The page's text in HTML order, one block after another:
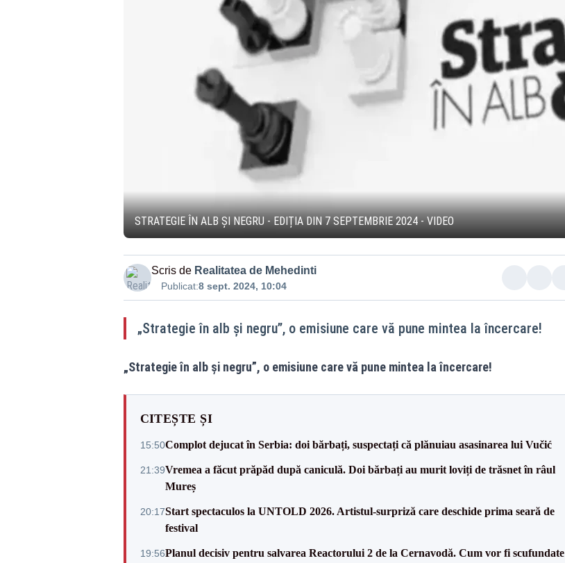
STRATEGIE ÎN ALB ȘI NEGRU - EDIȚIA DIN 7 SEPTEMBRIE 2024 - VIDEO
Scris de Realitatea de Mehedinti
Publicat:8 sept. 2024, 10:04
„Strategie în alb și negru”, o emisiune care vă pune mintea la încercare!
„Strategie în alb și negru”, o emisiune care vă pune mintea la încercare!
CITEȘTE ȘI
15:50Complot dejucat în Serbia: doi bărbați, suspectați că plănuiau asasinarea lui Vučić
21:39Vremea a făcut prăpăd după caniculă. Doi bărbați au murit loviți de trăsnet în râul
Mureș
20:17Start spectaculos la UNTOLD 2026. Artistul-surpriză care deschide prima seară de
festival
19:56Planul decisiv pentru salvarea Reactorului 2 de la Cernavodă. Cum vor fi scufundate